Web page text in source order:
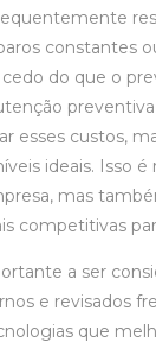
constantes
do que o
esses custos,
ideais. Isso
mas
competitivas
a ser
e revisados
que